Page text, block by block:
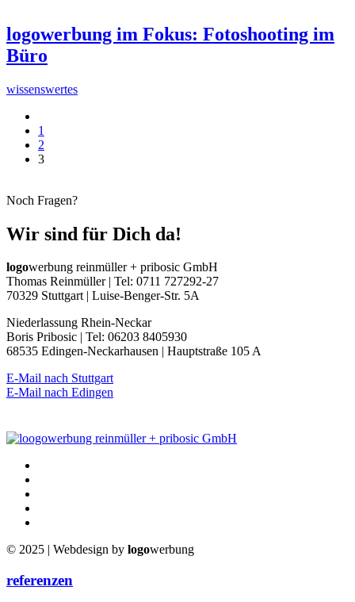
logowerbung im Fokus: Fotoshooting im
Büro
wissenswertes
1
2
3
Noch Fragen?
Wir sind für Dich da!
logowerbung reinmüller + pribosic GmbH
Thomas Reinmüller | Tel: 0711 727292-27
70329 Stuttgart | Luise-Benger-Str. 5A
Niederlassung Rhein-Neckar
Boris Pribosic | Tel: 06203 8405930
68535 Edingen-Neckarhausen | Hauptstraße 105 A
E-Mail nach Stuttgart
E-Mail nach Edingen
© 2025 | Webdesign by logowerbung
referenzen